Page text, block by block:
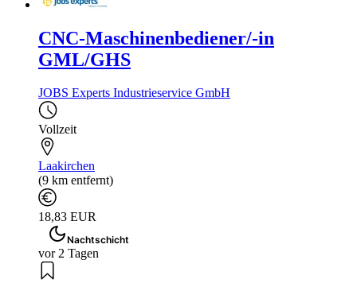
CNC-Maschinenbediener/-in
GML/GHS
JOBS Experts Industrieservice GmbH
Vollzeit
Laakirchen
(9 km entfernt)
18,83 EUR
Nachtschicht
vor 2 Tagen